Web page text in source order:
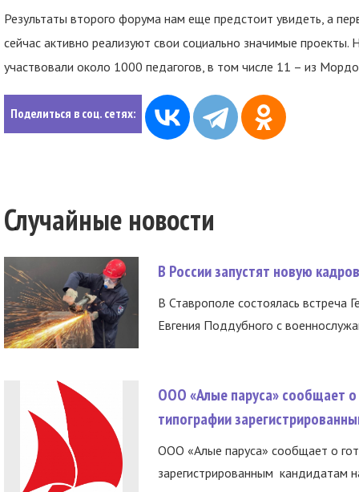
Результаты второго форума нам еще предстоит увидеть, а
сейчас активно реализуют свои социально значимые
участвовали около 1000 педагогов, в том числе 11 – из
Поделиться в соц. сетях:
Случайные новости
В России запустят новую
В Ставрополе состоялась встреча
Евгения Поддубного с
ООО «Алые паруса» сообщает о
типографии
ООО «Алые паруса» сообщает о
зарегистрированным кандидатам